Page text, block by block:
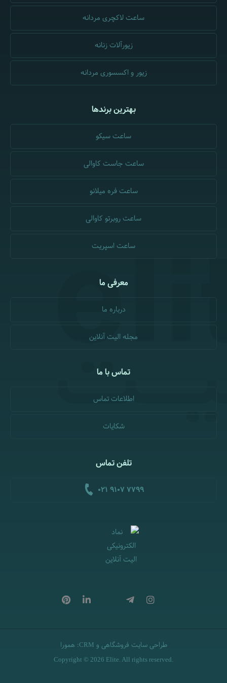
ساعت لاکچری مردانه
زیورآلات زنانه
زیور و اکسسوری مردانه
بهترین برندها
ساعت سیکو
ساعت جاست کاوالی
ساعت فره میلانو
ساعت روبرتو کاوالی
ساعت اسپریت
معرفی ما
درباره ما
مجله الیت آنلاین
تماس با ما
اطلاعات تماس
شکایات
تلفن تماس
021 9107 7799
طراحی سایت فروشگاهی و CRM
: همورا
Copyright © 2026 Elite. All rights reserved.